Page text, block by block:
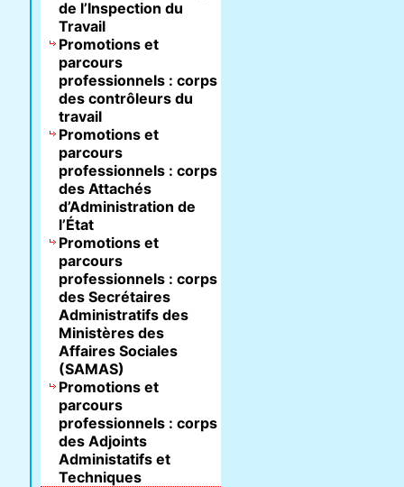
de l’Inspection du
Travail
Promotions et
parcours
professionnels : corps
des contrôleurs du
travail
Promotions et
parcours
professionnels : corps
des Attachés
d’Administration de
l’État
Promotions et
parcours
professionnels : corps
des Secrétaires
Administratifs des
Ministères des
Affaires Sociales
(SAMAS)
Promotions et
parcours
professionnels : corps
des Adjoints
Administatifs et
Techniques